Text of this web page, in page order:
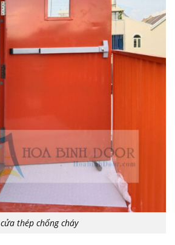
cửa thép chống cháy